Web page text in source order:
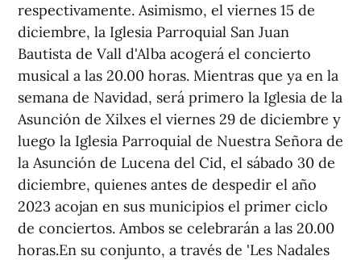
respectivamente. Asimismo, el viernes 15 de
diciembre, la Iglesia Parroquial San Juan
Bautista de Vall d'Alba acogerá el concierto
musical a las 20.00 horas. Mientras que ya en la
semana de Navidad, será primero la Iglesia de la
Asunción de Xilxes el viernes 29 de diciembre y
luego la Iglesia Parroquial de Nuestra Señora de
la Asunción de Lucena del Cid, el sábado 30 de
diciembre, quienes antes de despedir el año
2023 acojan en sus municipios el primer ciclo
de conciertos. Ambos se celebrarán a las 20.00
horas.En su conjunto, a través de 'Les Nadales